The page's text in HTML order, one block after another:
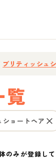
ブリティッシュ
覧
ショートヘア
のみが登録し